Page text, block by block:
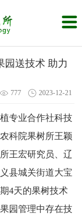
送技术 助力
777 2023-12-21
专业合作社科技
科院果树所王颖
王宏研究员、辽
县城关街道大宝
4天的果树技术
园管理中存在技